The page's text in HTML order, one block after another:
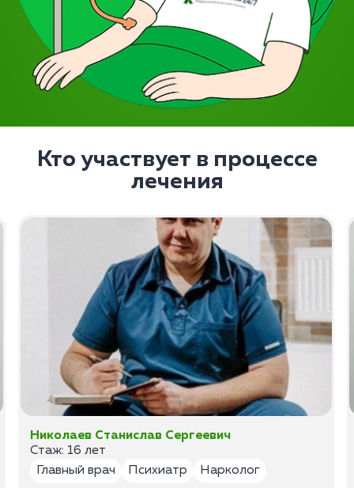
Кто участвует в процессе
лечения
Николаев Станислав Сергеевич
Стаж: 16 лет
Главный врач
Психиатр Нарколог